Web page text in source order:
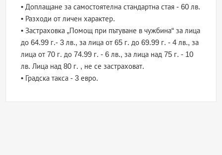
• Доплащане за самостоятелна стандартна стая - 60 лв.
• Разходи от личен характер.
• Застраховка „Помощ при пътуване в чужбина“ за лица
до 64.99 г.- 3 лв., за лица от 65 г. до 69.99 г. - 4 лв., за
лица от 70 г. до 74.99 г. - 6 лв., за лица над 75 г. - 10
лв. Лица над 80 г. , не се застраховат.
• Градска такса - 3 евро.